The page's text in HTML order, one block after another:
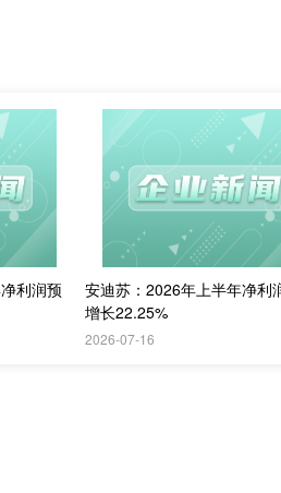
利润预
安迪苏：2026年上半年净利
增长22.25%
2026-07-16